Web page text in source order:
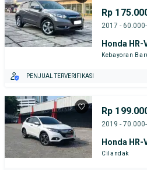
Rp
2017 -
Honda HR-
Kebayoran
PENJUAL TERVERIFIKASI
Rp
2019 -
Honda HR-
Cilandak